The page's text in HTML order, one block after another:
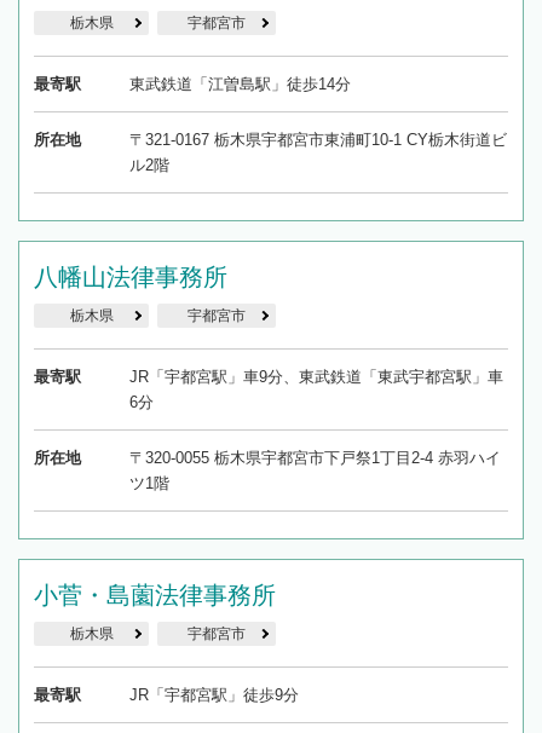
栃木県 宇都宮市
最寄駅 東武鉄道「江曽島駅」徒歩14分
所在地
〒321-0167 栃木県宇都宮市東浦町10-1 CY栃木街道ビ
ル2階
八幡山法律事務所
栃木県 宇都宮市
最寄駅
JR「宇都宮駅」車9分、東武鉄道「東武宇都宮駅」車
6分
所在地
〒320-0055 栃木県宇都宮市下戸祭1丁目2-4 赤羽ハイ
ツ1階
小菅・島薗法律事務所
栃木県 宇都宮市
最寄駅 JR「宇都宮駅」徒歩9分